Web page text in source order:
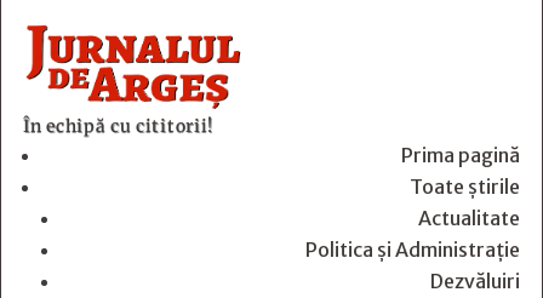
În echipă cu cititorii!
Prima pagină
Toate știrile
Actualitate
Politica și Administrație
Dezvăluiri